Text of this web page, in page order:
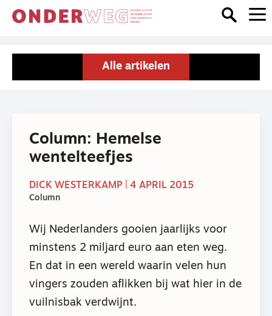
Alle artikelen
Column: Hemelse
wentelteefjes
DICK WESTERKAMP | 4 APRIL 2015
Column
Wij Nederlanders gooien jaarlijks voor
minstens 2 miljard euro aan eten weg.
En dat in een wereld waarin velen hun
vingers zouden aflikken bij wat hier in de
vuilnisbak verdwijnt.